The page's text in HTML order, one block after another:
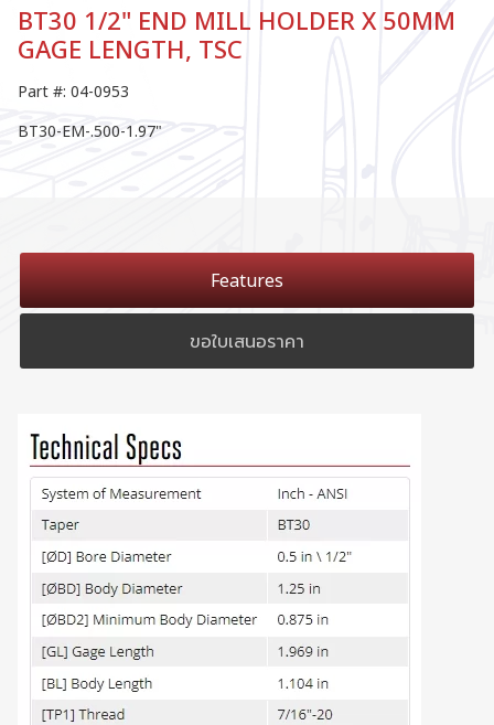
BT30 1/2" END MILL HOLDER X 50MM
GAGE LENGTH, TSC
Part #: 04-0953
BT30-EM-.500-1.97"
Features
ขอใบเสนอราคา